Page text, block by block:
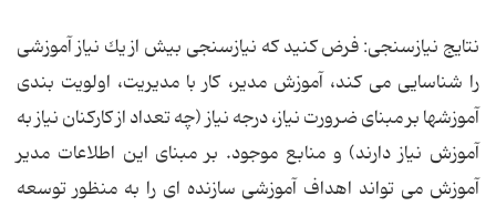
نتایج نیازسنجی: فرض كنید كه نیازسنجی بیش از یك نیاز آموزشی
را شناسایی می كند، آموزش مدیر، كار با مدیریت، اولویت بندی
آموزشها بر مبنای ضرورت نیاز، درجه نیاز (چه تعداد از كاركنان نیاز به
آموزش نیاز دارند) و منابع موجود. بر مبنای این اطلاعات مدیر
آموزش می تواند اهداف آموزشی سازنده ای را به منظور توسعه